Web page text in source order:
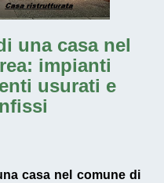
una casa nel
: impianti
usurati e
casa nel comune di